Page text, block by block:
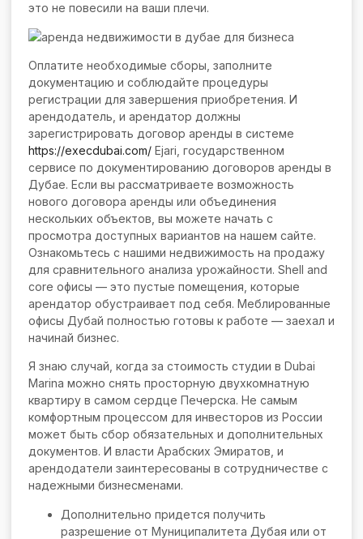
это не повесили на ваши плечи.
Оплатите необходимые сборы, заполните
документацию и соблюдайте процедуры
регистрации для завершения приобретения. И
арендодатель, и арендатор должны
зарегистрировать договор аренды в системе
https://execdubai.com/ Ejari, государственном
сервисе по документированию договоров аренды в
Дубае. Если вы рассматриваете возможность
нового договора аренды или объединения
нескольких объектов, вы можете начать с
просмотра доступных вариантов на нашем сайте.
Ознакомьтесь с нашими недвижимость на продажу
для сравнительного анализа урожайности. Shell and
core офисы — это пустые помещения, которые
арендатор обустраивает под себя. Меблированные
офисы Дубай полностью готовы к работе — заехал и
начинай бизнес.
Я знаю случай, когда за стоимость студии в Dubai
Marina можно снять просторную двухкомнатную
квартиру в самом сердце Печерска. Не самым
комфортным процессом для инвесторов из России
может быть сбор обязательных и дополнительных
документов. И власти Арабских Эмиратов, и
арендодатели заинтересованы в сотрудничестве с
надежными бизнесменами.
Дополнительно придется получить
разрешение от Муниципалитета Дубая или от